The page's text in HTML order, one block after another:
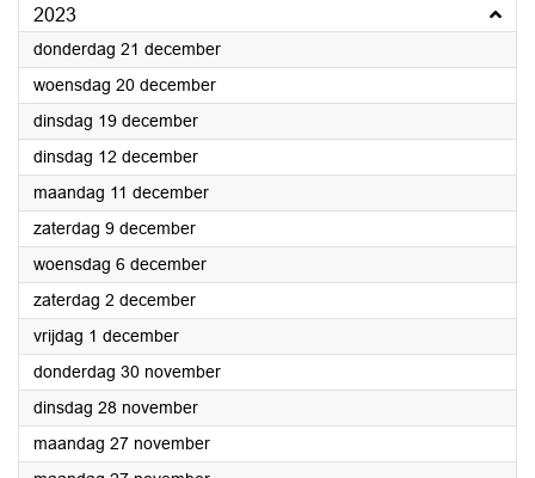
2023
donderdag 21 december2023
woensdag 20 december2023
dinsdag 19 december2023
dinsdag 12 december2023
maandag 11 december2023
zaterdag 9 december2023
woensdag 6 december2023
zaterdag 2 december2023
vrijdag 1 december2023
donderdag 30 november2023
dinsdag 28 november2023
maandag 27 november2023